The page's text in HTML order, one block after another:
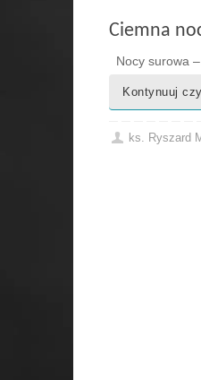
Ciemna
Nocy surowa
Kontynuuj
ks. Ryszard